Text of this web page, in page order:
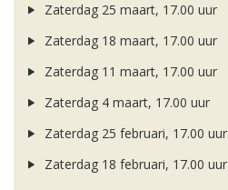
Zaterdag 25 maart, 17.00 uur
Zaterdag 18 maart, 17.00 uur
Zaterdag 11 maart, 17.00 uur
Zaterdag 4 maart, 17.00 uur
Zaterdag 25 februari, 17.00 uur
Zaterdag 18 februari, 17.00 uur